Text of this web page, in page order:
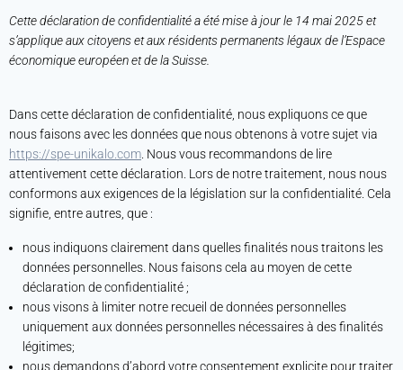
Cette déclaration de confidentialité a été mise à jour le 14 mai 2025 et
s’applique aux citoyens et aux résidents permanents légaux de l’Espace
économique européen et de la Suisse.
Dans cette déclaration de confidentialité, nous expliquons ce que
nous faisons avec les données que nous obtenons à votre sujet via
https://spe-unikalo.com . Nous vous recommandons de lire
attentivement cette déclaration. Lors de notre traitement, nous nous
conformons aux exigences de la législation sur la confidentialité. Cela
signifie, entre autres, que :
nous indiquons clairement dans quelles finalités nous traitons les
données personnelles. Nous faisons cela au moyen de cette
déclaration de confidentialité ;
nous visons à limiter notre recueil de données personnelles
uniquement aux données personnelles nécessaires à des finalités
légitimes;
nous demandons d’abord votre consentement explicite pour traiter